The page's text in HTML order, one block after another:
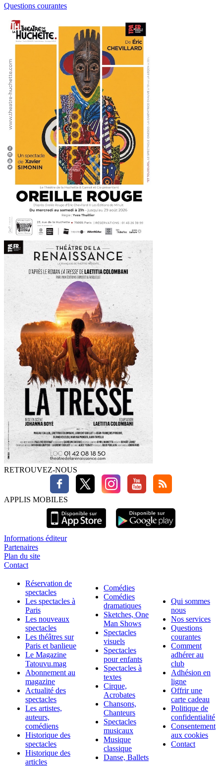
Questions courantes
RETROUVEZ-NOUS
APPLIS MOBILES
Informations éditeur
Partenaires
Plan du site
Contact
Réservation de
spectacles
Les spectacles à
Paris
Les nouveaux
spectacles
Les théâtres sur
Paris et banlieue
Le Magazine
Tatouvu.mag
Abonnement au
magazine
Actualité des
spectacles
Les artistes,
auteurs,
comédiens
Historique des
spectacles
Historique des
articles
Comédies
Comédies
dramatiques
Sketches, One
Man Shows
Spectacles
visuels
Spectacles
pour enfants
Spectacles à
textes
Cirque,
Acrobates
Chansons,
Chanteurs
Spectacles
musicaux
Musique
classique
Danse, Ballets
Qui sommes
nous
Nos services
Questions
courantes
Comment
adhérer au
club
Adhésion en
ligne
Offrir une
carte cadeau
Politique de
confidentialité
Consentement
aux cookies
Contact